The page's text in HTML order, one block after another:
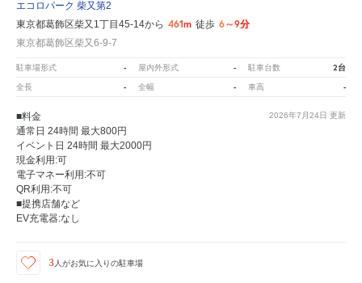
エコロパーク 柴又第2
東京都葛飾区柴又1丁目45-14から 461m 徒歩 6～9分
東京都葛飾区柴又6-9-7
駐車場形式 - 屋内外形式 - 駐車台数 2台
全長 - 全幅 - 車高 -
2026年7月24日 更新
■料金
通常日 24時間 最大800円
イベント日 24時間 最大2000円
現金利用:可
電子マネー利用:不可
QR利用:不可
■提携店舗など
EV充電器:なし
3 人がお気に入りの駐車場